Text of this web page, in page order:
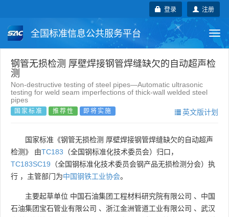
注册
登录
全国标准信息公共服务平台
国家标准 行业标准 地方标准
团体标准 企业标准 国际标准
国外标准 技术委员会
钢管无损检测 厚壁焊接钢管焊缝缺欠的自动超声检
测
Non-destructive testing of steel pipes—Automatic ultrasonic
testing for weld seam imperfections of thick-wall welded steel
pipes
国家标准 推荐性 即将实施 英文版计划
国家标准《钢管无损检测 厚壁焊接钢管焊缝缺欠的自动超声
检测》 由TC183 （全国钢标准化技术委员会）归口，
TC183SC19 （全国钢标准化技术委员会钢产品无损检测分会）执
行 ，主管部门为中国钢铁工业协会。
主要起草单位 中国石油集团工程材料研究院有限公司 、 中国
石油集团宝石管业有限公司 、 浙江金洲管道工业有限公司 、 武汉